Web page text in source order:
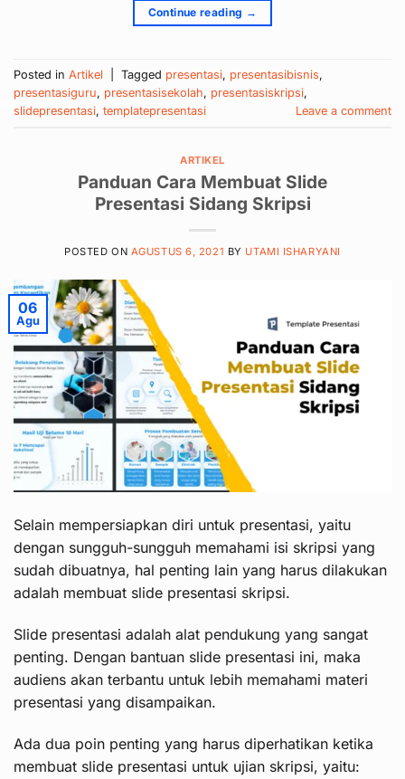
Continue reading →
Posted in Artikel Tagged presentasi, presentasibisnis,
presentasiguru, presentasisekolah, presentasiskripsi,
slidepresentasi, templatepresentasi Leave a comment
ARTIKEL
Panduan Cara Membuat Slide
Presentasi Sidang Skripsi
POSTED ON AGUSTUS 6, 2021 BY UTAMI ISHARYANI
06
Agu
Selain mempersiapkan diri untuk presentasi, yaitu
dengan sungguh-sungguh memahami isi skripsi yang
sudah dibuatnya, hal penting lain yang harus dilakukan
adalah membuat slide presentasi skripsi.
Slide presentasi adalah alat pendukung yang sangat
penting. Dengan bantuan slide presentasi ini, maka
audiens akan terbantu untuk lebih memahami materi
presentasi yang disampaikan.
Ada dua poin penting yang harus diperhatikan ketika
membuat slide presentasi untuk ujian skripsi, yaitu: